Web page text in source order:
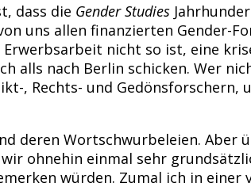
dass die Gender Studies
uns allen finanzierten Gender-
nicht so ist, eine
alls nach Berlin schicken. Wer
, Rechts- und Gedönsforschern,
deren Wortschwurbeleien. Aber
ohnehin einmal sehr
würden. Zumal ich in einer